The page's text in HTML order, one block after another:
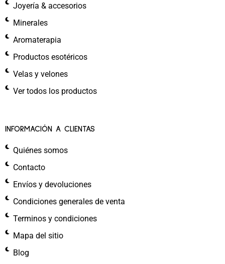
Joyería & accesorios
Minerales
Aromaterapia
Productos esotéricos
Velas y velones
Ver todos los productos
INFORMACIÓN A CLIENTAS
Quiénes somos
Contacto
Envíos y devoluciones
Condiciones generales de venta
Terminos y condiciones
Mapa del sitio
Blog